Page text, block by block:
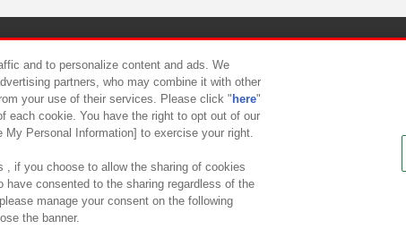
について カスタマーハラスメント対応方針
and to personalize content and ads. We
partners, who may combine it with other
your use of their services. Please click " here"
each cookie. You have the right to opt out of our
Personal Information] to exercise your right.
, if you choose to allow the sharing of cookies
have consented to the sharing regardless of the
manage your consent on the following
the banner.